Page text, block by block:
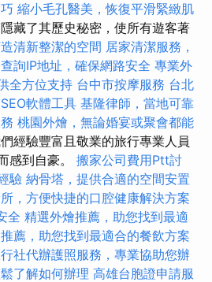
縮小毛孔醫美，恢復平滑緊緻肌
藏了其歷史秘密，使所有遊客著
清新整潔的空間 居家清潔服務，
查詢IP地址，確保網路安全 專業外
全方位支持 台中市按摩服務 台北
軟體工具 基隆律師，當地可靠
桃園外燴，無論婚宴或聚會都能
經驗豐富且敬業的旅行專業人員
感到自豪。 搬家公司費用Ptt討
驗 納骨塔，提供合適的空間安置
，方便快捷的口腔健康解決方案
全 精選外燴推薦，助您找到最適
薦，助您找到最適合的餐飲方案
社代辦護照服務，專業協助您辦
了解如何辦理 高雄台胞證申請服